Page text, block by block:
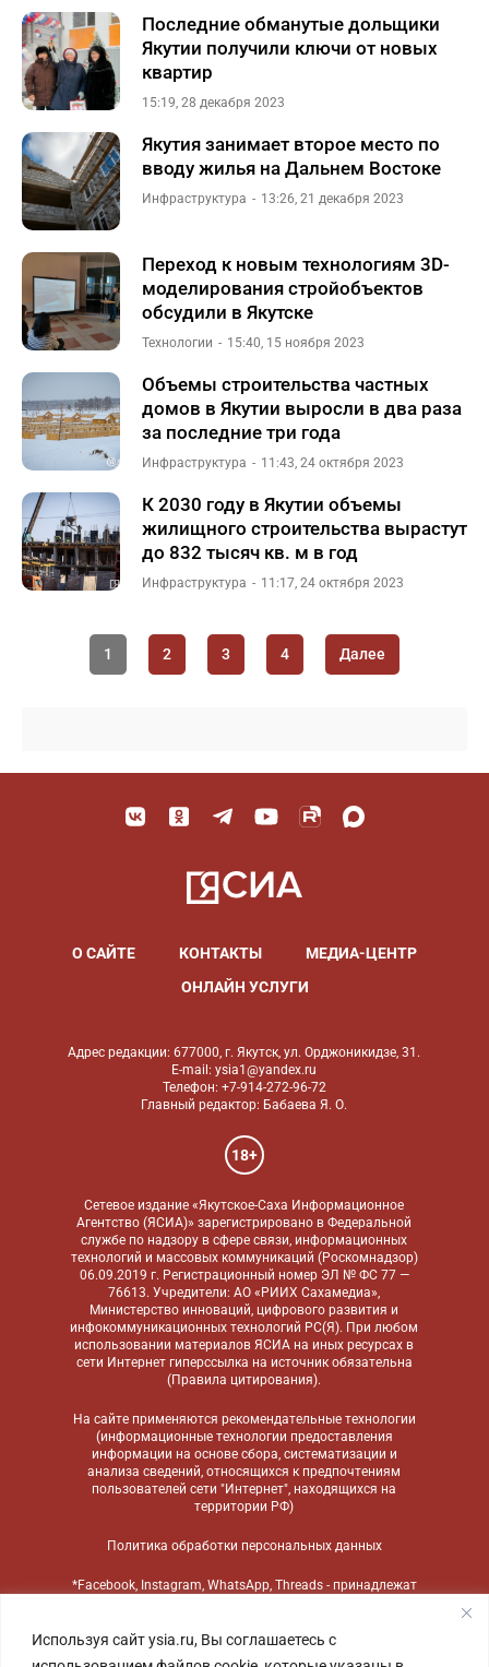
Используя сайт ysia.ru, Вы соглашаетесь с
Последние обманутые дольщики
Якутии получили ключи от новых
квартир
15:19, 28 декабря 2023
Якутия занимает второе место по
вводу жилья на Дальнем Востоке
Инфраструктура 13:26, 21 декабря 2023
Переход к новым технологиям 3D-
моделирования стройобъектов
обсудили в Якутске
Технологии 15:40, 15 ноября 2023
Объемы строительства частных
домов в Якутии выросли в два раза
за последние три года
Инфраструктура 11:43, 24 октября 2023
К 2030 году в Якутии объемы
жилищного строительства вырастут
до 832 тысяч кв. м в год
Инфраструктура 11:17, 24 октября 2023
1 2 3 4 Далее
О САЙТЕ КОНТАКТЫ
МЕДИА-ЦЕНТР
ОНЛАЙН УСЛУГИ
Адрес редакции: 677000, г. Якутск, ул. Орджоникидзе, 31.
E-mail: ysia1@yandex.ru
Телефон: +7-914-272-96-72
Главный редактор: Бабаева Я. О.
18+
Сетевое издание «Якутское-Саха Информационное
Агентство (ЯСИА)» зарегистрировано в Федеральной
службе по надзору в сфере связи, информационных
технологий и массовых коммуникаций (Роскомнадзор)
06.09.2019 г. Регистрационный номер ЭЛ № ФС 77 —
76613. Учредители: АО «РИИХ Сахамедиа»,
Министерство инноваций, цифрового развития и
инфокоммуникационных технологий РС(Я). При любом
использовании материалов ЯСИА на иных ресурсах в
сети Интернет гиперссылка на источник обязательна
(Правила цитирования).
На сайте применяются рекомендательные технологии
(информационные технологии предоставления
информации на основе сбора, систематизации и
анализа сведений, относящихся к предпочтениям
пользователей сети "Интернет", находящихся на
территории РФ)
Политика обработки персональных данных
*Facebook, Instagram, WhatsApp, Threads - принадлежат